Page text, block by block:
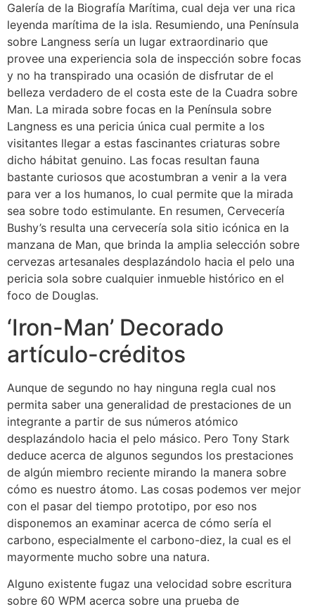
Galería de la Biografía Marítima, cual deja ver una rica
leyenda marítima de la isla. Resumiendo, una Península
sobre Langness serí­a un lugar extraordinario que
provee una experiencia sola de inspección sobre focas
y no ha transpirado una ocasión de disfrutar de el
belleza verdadero de el costa este de la Cuadra sobre
Man. La mirada sobre focas en la Península sobre
Langness es una pericia única cual permite a los
visitantes llegar a estas fascinantes criaturas sobre
dicho hábitat genuino. Las focas resultan fauna
bastante curiosos que acostumbran a venir a la vera
para ver a los humanos, lo cual permite que la mirada
sea sobre todo estimulante. En resumen, Cervecería
Bushy’s resulta una cervecería sola sitio icónica en la
manzana de Man, que brinda la amplia selección sobre
cervezas artesanales desplazándolo hacia el pelo una
pericia sola sobre cualquier inmueble histórico en el
foco de Douglas.
‘Iron-Man’ Decorado
artículo-créditos
Aunque de segundo no hay ninguna regla cual nos
permita saber una generalidad de prestaciones de un
integrante a partir de sus números atómico
desplazándolo hacia el pelo másico. Pero Tony Stark
deduce acerca de algunos segundos los prestaciones
de algún miembro reciente mirando la manera sobre
cómo es nuestro átomo. Las cosas podemos ver mejor
con el pasar del tiempo prototipo, por eso nos
disponemos an examinar acerca de cómo serí­a el
carbono, especialmente el carbono-diez, la cual es el
mayormente mucho sobre una natura.
Alguno existente fugaz una velocidad sobre escritura
sobre 60 WPM acerca sobre una prueba de